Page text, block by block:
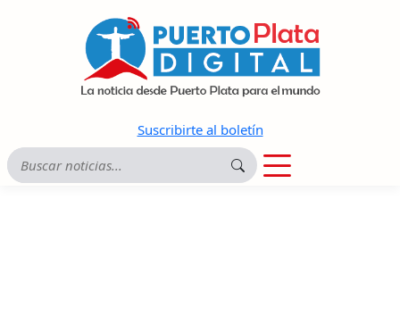
Suscribirte al boletín